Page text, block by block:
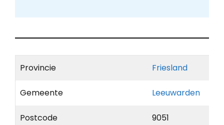
Provincie Friesland
Gemeente Leeuwarden
Postcode 9051